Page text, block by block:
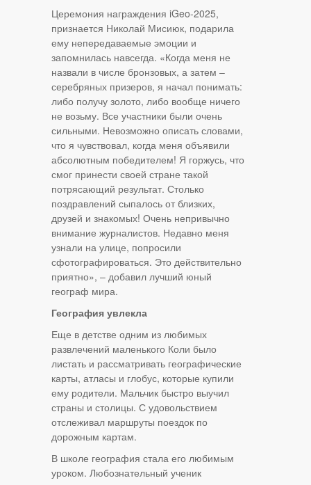
Церемония награждения iGeo-2025,
признается Николай Мисиюк, подарила
ему непередаваемые эмоции и
запомнилась навсегда. «Когда меня не
назвали в числе бронзовых, а затем –
серебряных призеров, я начал понимать:
либо получу золото, либо вообще ничего
не возьму. Все участники были очень
сильными. Невозможно описать словами,
что я чувствовал, когда меня объявили
абсолютным победителем! Я горжусь, что
смог принести своей стране такой
потрясающий результат. Столько
поздравлений сыпалось от близких,
друзей и знакомых! Очень непривычно
внимание журналистов. Недавно меня
узнали на улице, попросили
сфотографироваться. Это действительно
приятно», – добавил лучший юный
географ мира.
География увлекла
Еще в детстве одним из любимых
развлечений маленького Коли было
листать и рассматривать географические
карты, атласы и глобус, которые купили
ему родители. Мальчик быстро выучил
страны и столицы. С удовольствием
отслеживал маршруты поездок по
дорожным картам.
В школе география стала его любимым
уроком. Любознательный ученик